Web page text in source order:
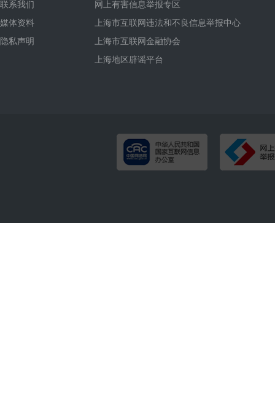
联系我们
媒体资料
隐私声明
网上有害信息举报专区
上海市互联网违法和不良信息举报中心
上海市互联网金融协会
上海地区辟谣平台